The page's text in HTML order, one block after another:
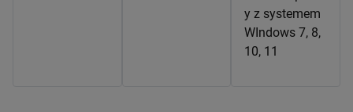
y z systemem
WIndows 7, 8,
10, 11